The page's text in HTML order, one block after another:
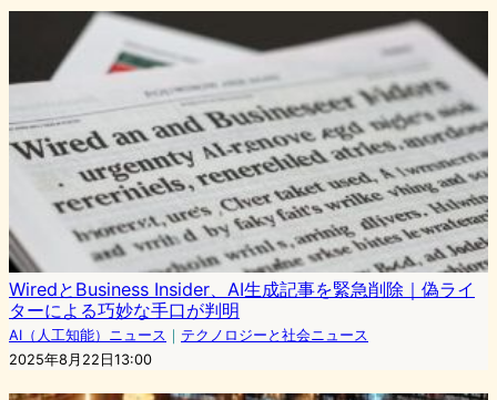
WiredとBusiness Insider、AI生成記事を緊急削除｜偽ライ
ターによる巧妙な手口が判明
AI（人工知能）ニュース ｜ テクノロジーと社会ニュース
2025年8月22日13:00